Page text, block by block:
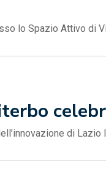
lo Spazio Attivo di
di